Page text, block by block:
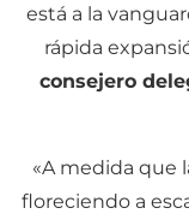
está a la
rápida
consejero
«A medida que
floreciendo a